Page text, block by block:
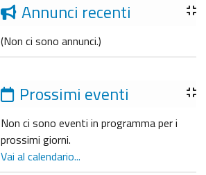
Annunci recenti
(Non ci sono annunci.)
Prossimi eventi
Non ci sono eventi in programma per i
prossimi giorni.
Vai al calendario...